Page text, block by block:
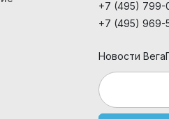
+7 (495) 799-
+7 (495) 969-
Новости